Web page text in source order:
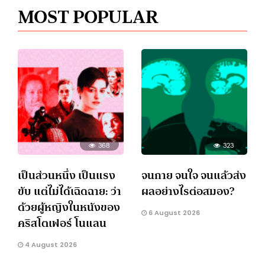
MOST POPULAR
368
เป็นส่วนหนึ่ง เป็นแรง
ขับ แต่ไม่ได้เฉิดฉาย: ว่า
ด้วยผู้หญิงในหนังของ
คริสโตเฟอร์ โนแลน
4 August 2026
323
จนกาย จนใจ จนแล้วส่ง
ผลอย่างไรต่อสมอง?
6 August 2026